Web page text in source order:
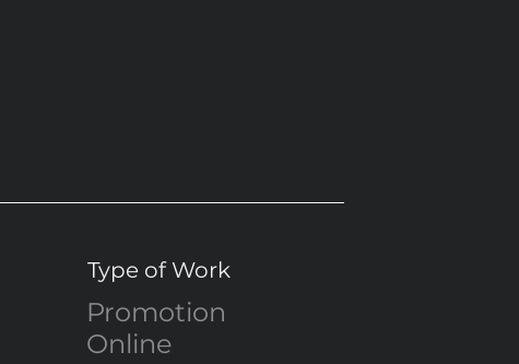
Type of Work
Promotion
Online